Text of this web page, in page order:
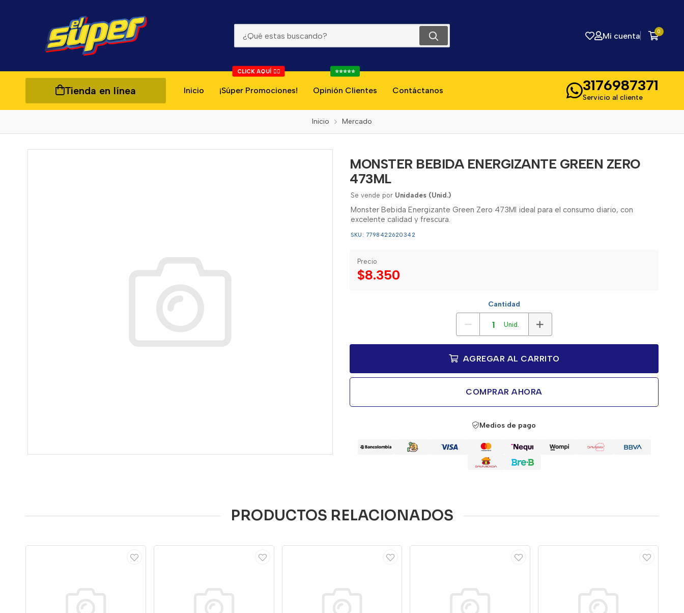
Mi cuenta 0
Tienda en línea Inicio ¡Súper Promociones!
CLICK AQUÍ 👇🏻
Opinión Clientes
⭐⭐⭐⭐⭐
Contáctanos 3176987371
Servicio al cliente
Inicio Mercado
MONSTER BEBIDA ENERGIZANTE GREEN ZERO
473ML
Se vende por Unidades (Unid.)
Monster Bebida Energizante Green Zero 473Ml ideal para el consumo diario, con
excelente calidad y frescura.
SKU: 7798422620342
Precio
$8.350
Cantidad
Unid.
AGREGAR AL CARRITO
COMPRAR AHORA
Medios de pago
PRODUCTOS RELACIONADOS